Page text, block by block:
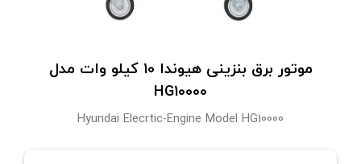
موتور برق بنزینی هیوندا 10 کیلو وات مدل
HG10000
Hyundai Elecrtic-Engine Model HG10000